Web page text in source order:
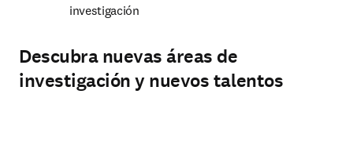
investigación
Descubra nuevas áreas de
investigación y nuevos talentos